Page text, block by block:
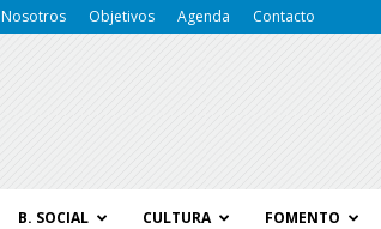
Nosotros Objetivos Agenda Contacto
B. SOCIAL CULTURA FOMENTO